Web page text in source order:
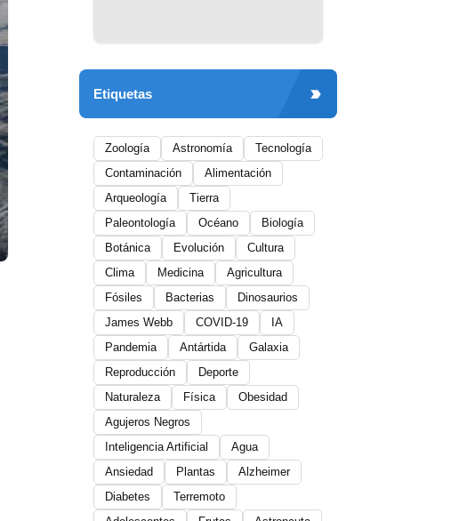
Etiquetas
Zoología Astronomía
Tecnología
Contaminación
Alimentación
Arqueología
Tierra
Paleontología
Océano
Biología
Botánica
Evolución
Cultura
Clima
Medicina
Agricultura
Fósiles
Bacterias
Dinosaurios
James Webb
COVID-19
IA
Pandemia
Antártida
Galaxia
Reproducción
Deporte
Naturaleza
Física
Obesidad
Agujeros Negros
Inteligencia Artificial
Agua
Ansiedad
Plantas
Alzheimer
Diabetes
Terremoto